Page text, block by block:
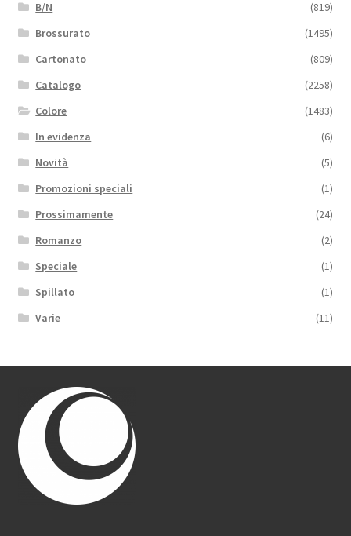
B/N
(819)
Brossurato
(1495)
Cartonato
(809)
Catalogo
(2258)
Colore
(1483)
In evidenza
(6)
Novità
(5)
Promozioni speciali
(1)
Prossimamente
(24)
Romanzo
(2)
Speciale
(1)
Spillato
(1)
Varie
(11)